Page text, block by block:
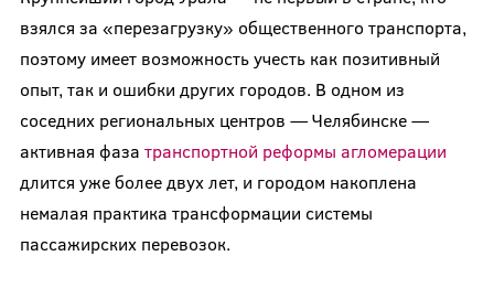
взялся за «перезагрузку» общественного транспорта,
поэтому имеет возможность учесть как позитивный
опыт, так и ошибки других городов. В одном из
соседних региональных центров — Челябинске —
активная фаза транспортной реформы агломерации
длится уже более двух лет, и городом накоплена
немалая практика трансформации системы
пассажирских перевозок.